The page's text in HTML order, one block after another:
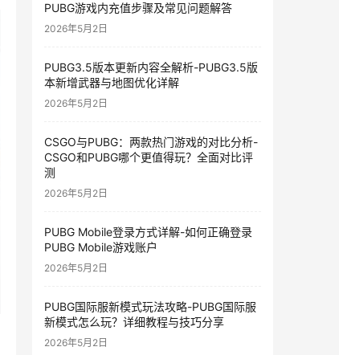
PUBG游戏内充值步骤及常见问题解答
2026年5月2日
PUBG3.5版本更新内容全解析-PUBG3.5版
本新增武器与地图优化详解
2026年5月2日
CSGO与PUBG：两款热门游戏的对比分析-
CSGO和PUBG哪个更值得玩？全面对比评
测
2026年5月2日
PUBG Mobile登录方式详解-如何正确登录
PUBG Mobile游戏账户
2026年5月2日
PUBG国际服新模式玩法攻略-PUBG国际服
新模式怎么玩？详细教程与技巧分享
2026年5月2日